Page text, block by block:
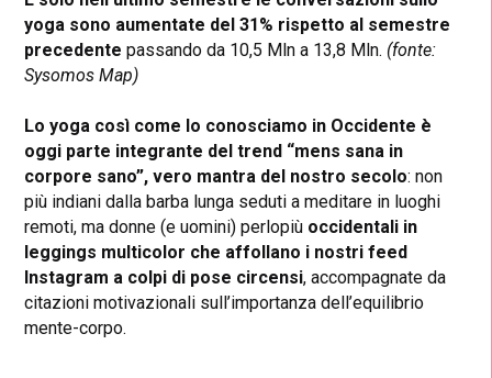
yoga sono aumentate del 31% rispetto al semestre
precedente passando da 10,5 Mln a 13,8 Mln. (fonte:
Sysomos Map)
Lo yoga così come lo conosciamo in Occidente è
oggi parte integrante del trend “mens sana in
corpore sano”, vero mantra del nostro secolo: non
più indiani dalla barba lunga seduti a meditare in luoghi
remoti, ma donne (e uomini) perlopiù occidentali in
leggings multicolor che affollano i nostri feed
Instagram a colpi di pose circensi, accompagnate da
citazioni motivazionali sull’importanza dell’equilibrio
mente-corpo.